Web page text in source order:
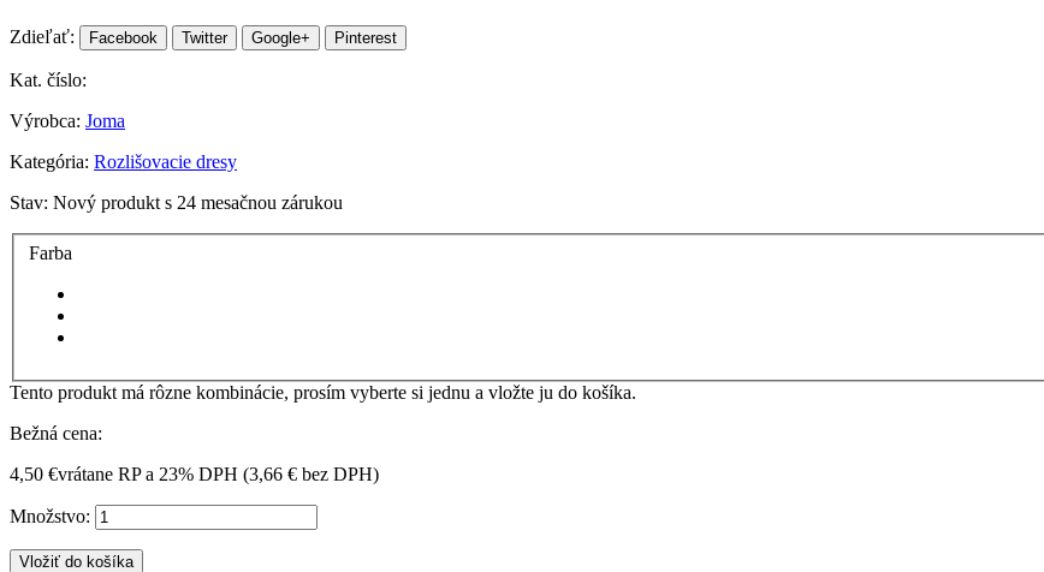
Zdieľať: Facebook Twitter Google+ Pinterest
Kat. číslo:
Výrobca: Joma
Kategória: Rozlišovacie dresy
Stav: Nový produkt s 24 mesačnou zárukou
Farba
Tento produkt má rôzne kombinácie, prosím vyberte si jednu a vložte ju do košíka.
Bežná cena:
4,50 €vrátane RP a 23% DPH (3,66 € bez DPH)
Množstvo:
Vložiť do košíka